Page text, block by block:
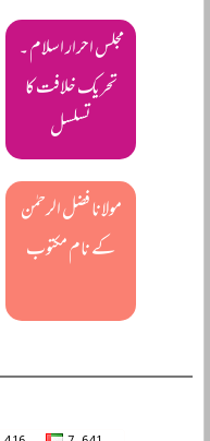
مجلس احرار اسلام ۔
تحریک خلافت کا
تسلسل
مولانا فضل الرحمٰن
کے نام مکتوب